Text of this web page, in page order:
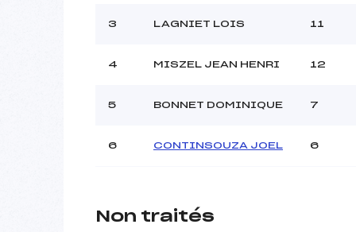
Pénalité appliquée :
Catégorie :
3 LAGNIET LOIS 11
4 MISZEL JEAN HENRI 12
5 BONNET DOMINIQUE 7
6 CONTINSOUZA JOEL 6
Non traités